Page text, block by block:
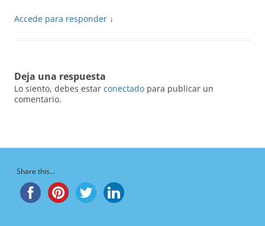
Accede para responder ↓
Deja una respuesta
Lo siento, debes estar conectado para publicar un
comentario.
Share this...